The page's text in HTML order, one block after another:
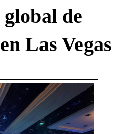
de
Las Vegas